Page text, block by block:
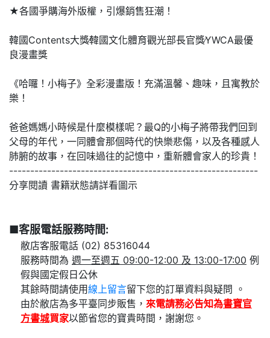
★各國爭購海外版權，引爆銷售狂潮！
韓國Contents大獎∕韓國文化體育觀光部長官獎∕YWCA最優
良漫畫獎
《哈囉！小梅子》全彩漫畫版！充滿溫馨、趣味，且寓教於
樂！
爸爸媽媽小時候是什麼模樣呢？最Q的小梅子將帶我們回到
父母的年代，一同體會那個時代的快樂悲傷，以及各種感人
肺腑的故事，在回味過往的記憶中，重新體會家人的珍貴！
-----------------------------------------------------------
分享閱讀 書籍狀態請詳看圖示
■客服電話服務時間:
敝店客服電話 (02) 85316044
服務時間為 週一至週五 09:00-12:00 及 13:00-17:00 例
假與國定假日公休
其餘時間請使用線上留言
留下您的訂單資料與疑問 。
由於敝店為多平臺同步販售， 來電請務必告知為書寶官
方書城買家以節省您的寶貴時間，謝謝您。